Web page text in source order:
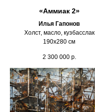
«Аммиак 2»
Илья Гапонов
Холст, масло, кузбасслак
190х280 см
2 300 000 р.